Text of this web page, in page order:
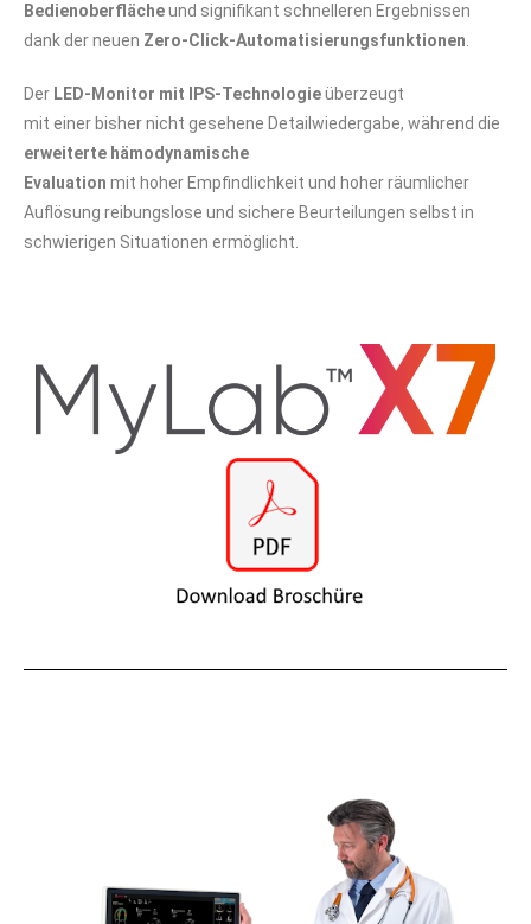
Bedienoberflächeund signifikant schnelleren Ergebnissen
dank der neuen Zero-Click-Automatisierungsfunktionen
Der LED-Monitor mit IPS-Technologieüberzeugt
mit einer bisher nicht gesehene Detailwiedergabe, während die
erweiterte hämodynamische
Evaluation mit hoher Empfindlichkeit und hoher räumlicher
Auflösung reibungslose und sichere Beurteilungen selbst in
schwierigen Situationen ermöglicht.